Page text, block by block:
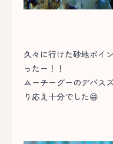
久々に行けた砂地ポイ
ったー！！
ムーチーグーのデバス
り応え十分でした😁